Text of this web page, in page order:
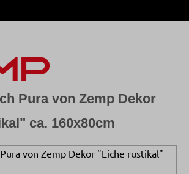
Pura von Zemp Dekor
ca. 160x80cm